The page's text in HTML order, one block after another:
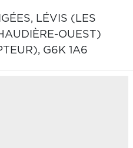
LÉVIS (LES
OUEST)
G6K 1A6